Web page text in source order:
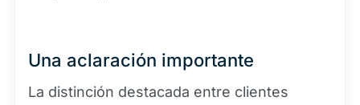
Una aclaración importante
La distinción destacada entre clientes